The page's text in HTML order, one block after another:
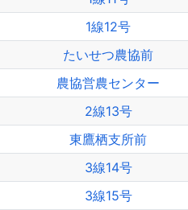
1線12号
たいせつ農協前
農協営農センター
2線13号
東鷹栖支所前
3線14号
3線15号